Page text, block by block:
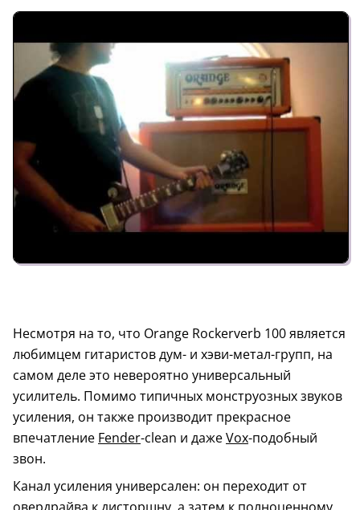
Несмотря на то, что Orange Rockerverb 100 является
любимцем гитаристов дум- и хэви-метал-групп, на
самом деле это невероятно универсальный
усилитель. Помимо типичных монструозных звуков
усиления, он также производит прекрасное
впечатление Fender-clean и дажеVox-подобный
звон.
Канал усиления универсален: он переходит от